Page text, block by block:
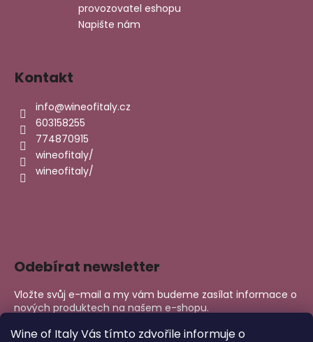
Wine of Italy Vás tímto zdvořile informuje o
provozovatel eshopu
Napište nám
Kontakt
info@wineofitaly.cz
603158255
774870915
wineofitaly/
wineofitaly/
Odebírat newsletter
Vložte svůj e-mail a my vám budeme zasílat informace o
nových produktech na našem e-shopu.
E-mail